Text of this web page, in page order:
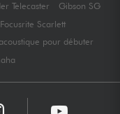
Telecaster
Gibson SG
Focusrite Scarlett
pour débuter